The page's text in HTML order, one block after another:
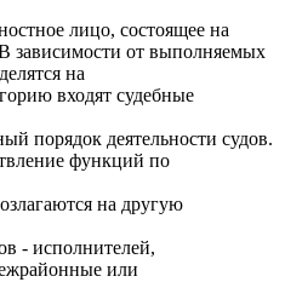
лицо, состоящее на
зависимости от выполняемых
на
входят судебные
порядок деятельности судов.
функций по
на другую
- исполнителей,
или